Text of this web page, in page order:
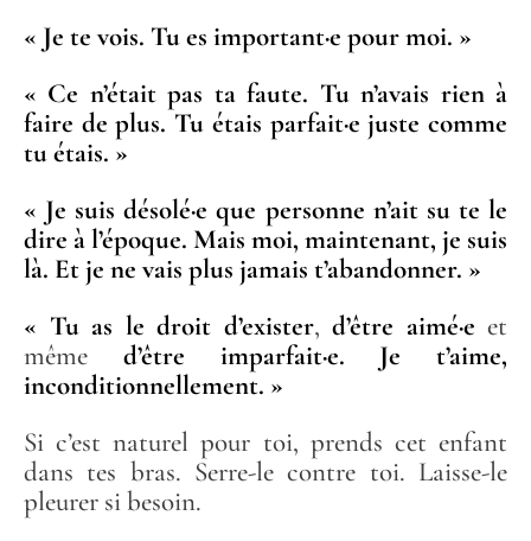
« Je te vois. Tu es important·e pour moi. »
« Ce n’était pas ta faute. Tu n’avais rien à
faire de plus. Tu étais parfait·e juste comme
tu étais. »
« Je suis désolé·e que personne n’ait su te le
dire à l’époque. Mais moi, maintenant, je suis
là. Et je ne vais plus jamais t’abandonner. »
« Tu as le droit d’exister, d’être aimé·e et
même d’être imparfait·e. Je t’aime,
inconditionnellement. »
Si c’est naturel pour toi, prends cet enfant
dans tes bras. Serre-le contre toi. Laisse-le
pleurer si besoin.